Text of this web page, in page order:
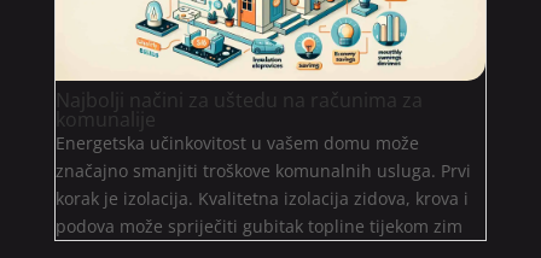
Najbolji načini za uštedu na računima za
komunalije
Energetska učinkovitost u vašem domu može
značajno smanjiti troškove komunalnih usluga. Prvi
korak je izolacija. Kvalitetna izolacija zidova, krova i
podova može spriječiti gubitak topline tijekom zim